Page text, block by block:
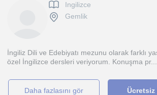
Ingilizce
Gemlik
İngiliz Dili ve Edebiyatı mezunu olarak farklı
özel İngilizce dersleri veriyorum. Konuşma pr...
daha fazlasını gör